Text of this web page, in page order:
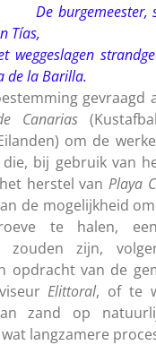
Tías,
de la Barilla.
gevraagd
Canarias
om de
bij gebruik van
herstel vanPlaya
de mogelijkheid
te halen,
zouden zijn,
opdracht van de
Elittoral, of te
zand op
langzamere